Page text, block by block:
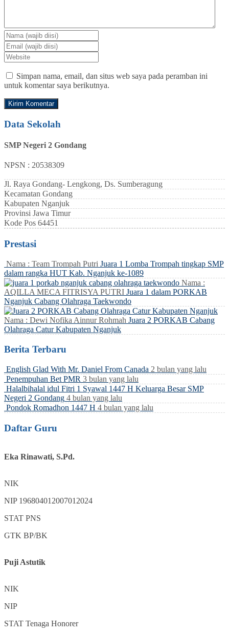
Simpan nama, email, dan situs web saya pada peramban ini
untuk komentar saya berikutnya.
Data Sekolah
SMP Negeri 2 Gondang
NPSN : 20538309
Jl. Raya Gondang- Lengkong, Ds. Sumberagung
Kecamatan Gondang
Kabupaten Nganjuk
Provinsi Jawa Timur
Kode Pos 64451
Prestasi
Nama : Team Trompah Putri Juara 1 Lomba Trompah tingkap SMP
dalam rangka HUT Kab. Nganjuk ke-1089
Nama :
AQILLA MECA FITRISYA PUTRI Juara 1 dalam PORKAB
Nganjuk Cabang Olahraga Taekwondo
Nama : Dewi Nofika Ainnur Rohmah Juara 2 PORKAB Cabang
Olahraga Catur Kabupaten Nganjuk
Berita Terbaru
English Glad With Mr. Daniel From Canada 2 bulan yang lalu
Penempuhan Bet PMR 3 bulan yang lalu
Halalbihalal idul Fitri 1 Syawal 1447 H Keluarga Besar SMP
Negeri 2 Gondang 4 bulan yang lalu
Pondok Romadhon 1447 H 4 bulan yang lalu
Daftar Guru
Eka Rinawati, S.Pd.
NIK
NIP 196804012007012024
STAT PNS
GTK BP/BK
Puji Astutik
NIK
NIP
STAT Tenaga Honorer